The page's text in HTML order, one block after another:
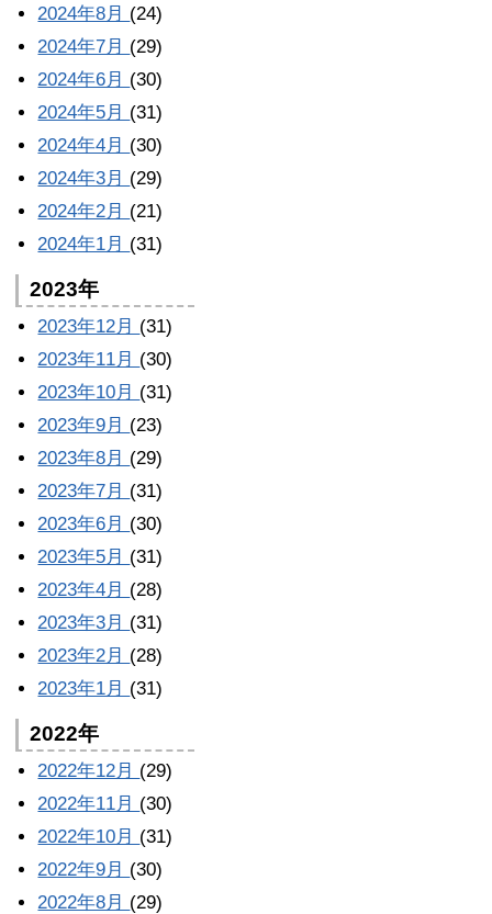
2024年8月 (24)
2024年7月 (29)
2024年6月 (30)
2024年5月 (31)
2024年4月 (30)
2024年3月 (29)
2024年2月 (21)
2024年1月 (31)
2023年
2023年12月 (31)
2023年11月 (30)
2023年10月 (31)
2023年9月 (23)
2023年8月 (29)
2023年7月 (31)
2023年6月 (30)
2023年5月 (31)
2023年4月 (28)
2023年3月 (31)
2023年2月 (28)
2023年1月 (31)
2022年
2022年12月 (29)
2022年11月 (30)
2022年10月 (31)
2022年9月 (30)
2022年8月 (29)